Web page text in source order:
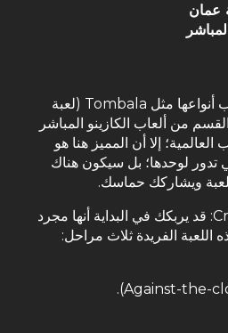
عمان
إن كنت من محبي ألعاب السلوتس والورق ــ حتى بأغرب أنواعها مثل Tombala (لعبة
من ألعاب الكازينو المباشر
إلا أن المميز هنا هو
تدور لوحدها؛ بل سيكون هناك
ويشاركك حماسك.
من أشهر ألعاب هذه المجموعة هو لعبة Crazy Coin Flip: قد يربكك في البداية أنها مجرد
الفريدة ثلاث مراحل: